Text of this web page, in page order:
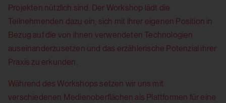
Projekten nützlich sind. Der Workshop lädt die
Teilnehmenden dazu ein, sich mit ihrer eigenen Position in
Bezug auf die von ihnen verwendeten Technologien
auseinanderzusetzen und das erzählerische Potenzial ihrer
Praxis zu erkunden.
Während des Workshops setzen wir uns mit
verschiedenen Medienoberflächen als Plattformen für eine